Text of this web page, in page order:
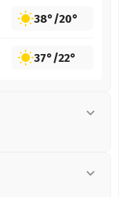
38°/20°
37°/22°